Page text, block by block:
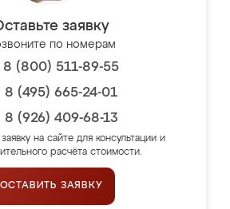
заявку
по номерам
8 (800) 511-89-55
8 (495) 665-24-01
8 (926) 409-68-13
на сайте для консультации и
расчёта стоимости.
ОСТАВИТЬ ЗАЯВКУ